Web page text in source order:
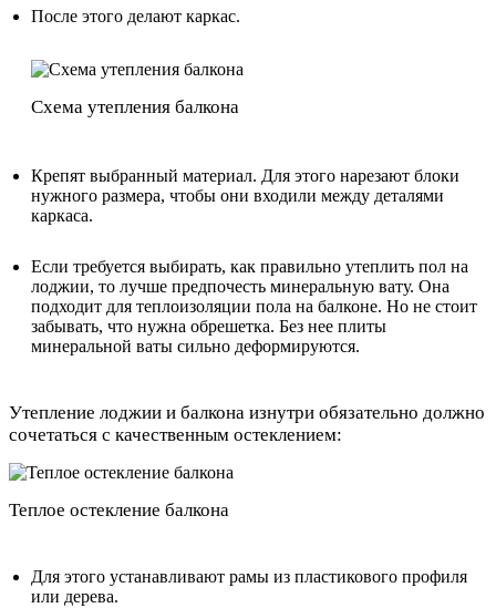
После этого делают каркас.
Схема утепления балкона
Крепят выбранный материал. Для этого нарезают блоки
нужного размера, чтобы они входили между деталями
каркаса.
Если требуется выбирать, как правильно утеплить пол на
лоджии, то лучше предпочесть минеральную вату. Она
подходит для теплоизоляции пола на балконе. Но не стоит
забывать, что нужна обрешетка. Без нее плиты
минеральной ваты сильно деформируются.
Утепление лоджии и балкона изнутри обязательно должно
сочетаться с качественным остеклением:
Теплое остекление балкона
Для этого устанавливают рамы из пластикового профиля
или дерева.